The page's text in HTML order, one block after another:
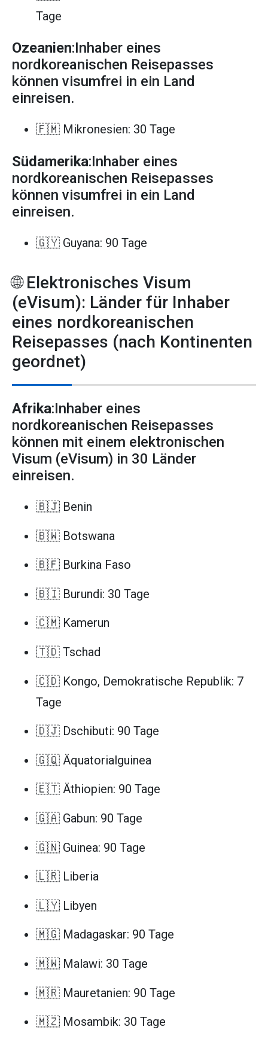
Tage
Ozeanien:Inhaber eines
nordkoreanischen Reisepasses
können visumfrei in ein Land
einreisen.
🇫🇲 Mikronesien: 30 Tage
Südamerika:Inhaber eines
nordkoreanischen Reisepasses
können visumfrei in ein Land
einreisen.
🇬🇾 Guyana: 90 Tage
🌐 Elektronisches Visum
(eVisum): Länder für Inhaber
eines nordkoreanischen
Reisepasses (nach Kontinenten
geordnet)
Afrika:Inhaber eines
nordkoreanischen Reisepasses
können mit einem elektronischen
Visum (eVisum) in 30 Länder
einreisen.
🇧🇯 Benin
🇧🇼 Botswana
🇧🇫 Burkina Faso
🇧🇮 Burundi: 30 Tage
🇨🇲 Kamerun
🇹🇩 Tschad
🇨🇩 Kongo, Demokratische Republik: 7
Tage
🇩🇯 Dschibuti: 90 Tage
🇬🇶 Äquatorialguinea
🇪🇹 Äthiopien: 90 Tage
🇬🇦 Gabun: 90 Tage
🇬🇳 Guinea: 90 Tage
🇱🇷 Liberia
🇱🇾 Libyen
🇲🇬 Madagaskar: 90 Tage
🇲🇼 Malawi: 30 Tage
🇲🇷 Mauretanien: 90 Tage
🇲🇿 Mosambik: 30 Tage